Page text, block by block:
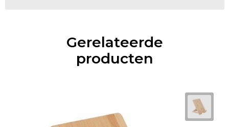
Gerelateerde
producten